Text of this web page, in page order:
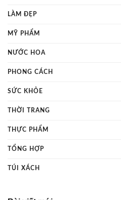
LÀM ĐẸP
MỸ PHẨM
NƯỚC HOA
PHONG CÁCH
SỨC KHỎE
THỜI TRANG
THỰC PHẨM
TỔNG HỢP
TÚI XÁCH